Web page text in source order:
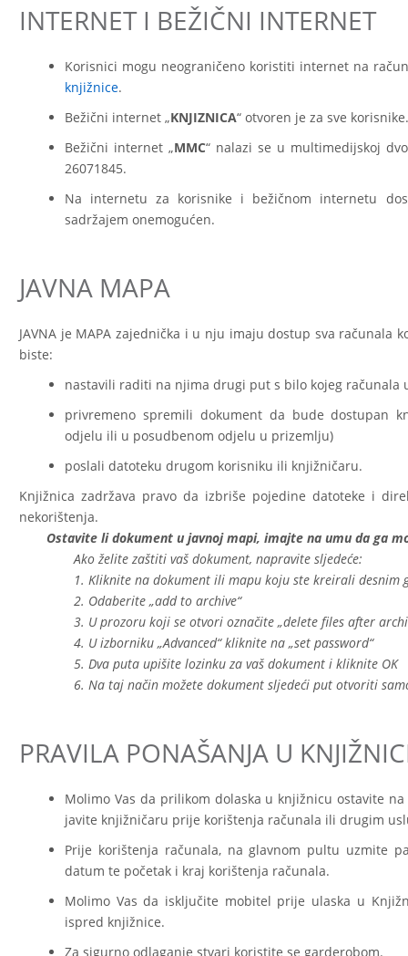
INTERNET I BEŽIČNI INTERNET
Korisnici mogu neograničeno koristiti internet na
knjižnice.
Bežični internet „KNJIZNICA“ otvoren je za sve
Bežični internet „MMC“ nalazi se u multimedijskoj
26071845.
Na internetu za korisnike i bežičnom internetu
sadržajem onemogućen.
JAVNA MAPA
JAVNA je MAPA zajednička i u nju imaju dostup sva računala
biste:
nastavili raditi na njima drugi put s bilo kojeg računala
privremeno spremili dokument da bude dostupan
odjelu ili u posudbenom odjelu u prizemlju)
poslali datoteku drugom korisniku ili knjižničaru.
Knjižnica zadržava pravo da izbriše pojedine datoteke i
nekorištenja.
Ostavite li dokument u javnoj mapi, imajte na umu da ga
Ako želite zaštiti vaš dokument, napravite sljedeće:
1. Kliknite na dokument ili mapu koju ste kreirali desnim
2. Odaberite „add to archive“
3. U prozoru koji se otvori označite „delete files after
4. U izborniku „Advanced“ kliknite na „set password“
5. Dva puta upišite lozinku za vaš dokument i kliknite OK
6. Na taj način možete dokument sljedeći put otvoriti
PRAVILA PONAŠANJA U
Molimo Vas da prilikom dolaska u knjižnicu ostavite
javite knjižničaru prije korištenja računala ili drugim
Prije korištenja računala, na glavnom pultu uzmite
datum te početak i kraj korištenja računala.
Molimo Vas da isključite mobitel prije ulaska u
ispred knjižnice.
Za sigurno odlaganje stvari koristite se garderobom.